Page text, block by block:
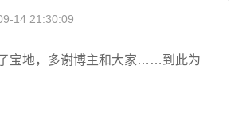
14 21:30:09
宝地，多谢博主和大家……到此为